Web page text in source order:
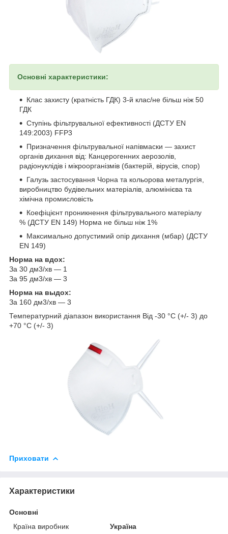
Основні характеристики:
Клас захисту (кратність ГДК) 3-й клас/не більш ніж 50
ГДК
Ступінь фільтрувальної ефективності (ДСТУ EN
149:2003) FFP3
Призначення фільтрувальної напівмаски — захист
органів дихання від: Канцерогенних аерозолів,
радіонуклідів і мікроорганізмів (бактерій, вірусів, спор)
Галузь застосування Чорна та кольорова металургія,
виробництво будівельних матеріалів, алюмінієва та
хімічна промисловість
Коефіцієнт проникнення фільтрувального матеріалу
% (ДСТУ EN 149) Норма не більш ніж 1%
Максимально допустимий опір дихання (мбар) (ДСТУ
EN 149)
Норма на вдох:
За 30 дм3/хв — 1
За 95 дм3/хв — 3
Норма на выдох:
За 160 дм3/хв — 3
Температурний діапазон використання Від -30 °C (+/- 3) до
+70 °C (+/- 3)
Приховати
Характеристики
Основні
Країна виробник
Україна